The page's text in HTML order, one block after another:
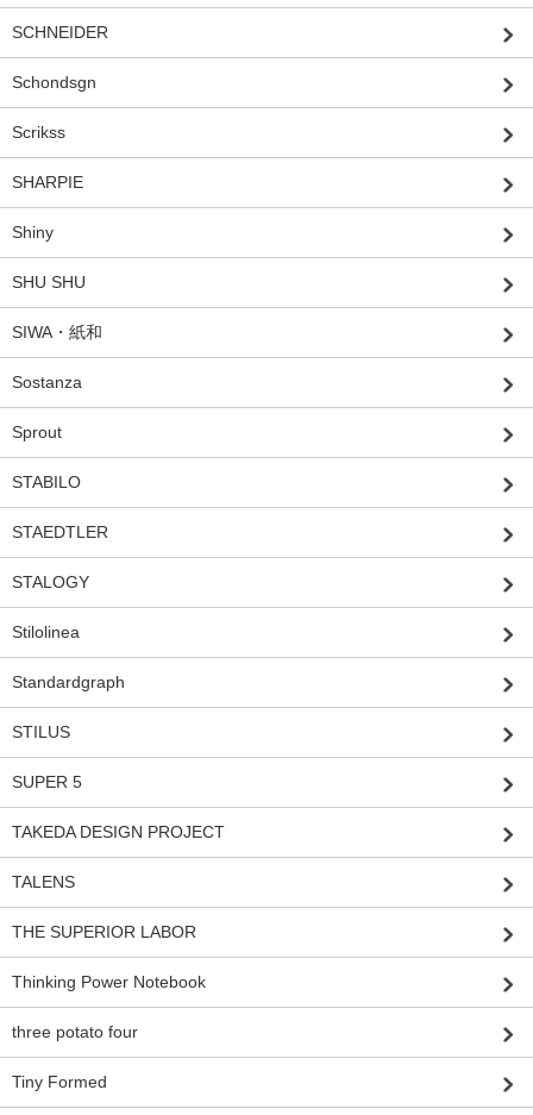
SCHNEIDER
Schondsgn
Scrikss
SHARPIE
Shiny
SHU SHU
SIWA・紙和
Sostanza
Sprout
STABILO
STAEDTLER
STALOGY
Stilolinea
Standardgraph
STILUS
SUPER 5
TAKEDA DESIGN PROJECT
TALENS
THE SUPERIOR LABOR
Thinking Power Notebook
three potato four
Tiny Formed